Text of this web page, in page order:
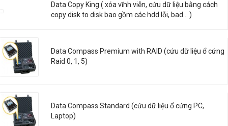
Data Copy King ( xóa vĩnh viễn, cứu dữ liệu bằng cách
copy disk to disk bao gồm các hdd lỗi, bad… )
Data Compass Premium with RAID (cứu dữ liệu ổ cứng
Raid 0, 1, 5)
Data Compass Standard (cứu dữ liệu ổ cứng PC,
Laptop)